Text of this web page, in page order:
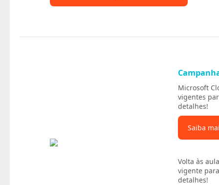
Microsoft
vigentes
detalhes!
Saiba
Volta às
vigente
detalhes!